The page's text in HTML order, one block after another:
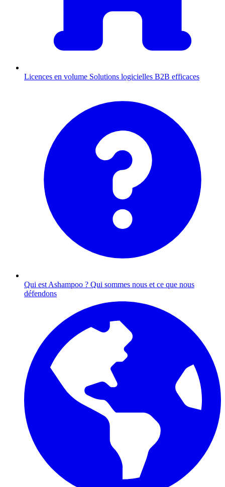
Licences en volume Solutions logicielles B2B efficaces
Qui est Ashampoo ? Qui sommes nous et ce que nous
défendons